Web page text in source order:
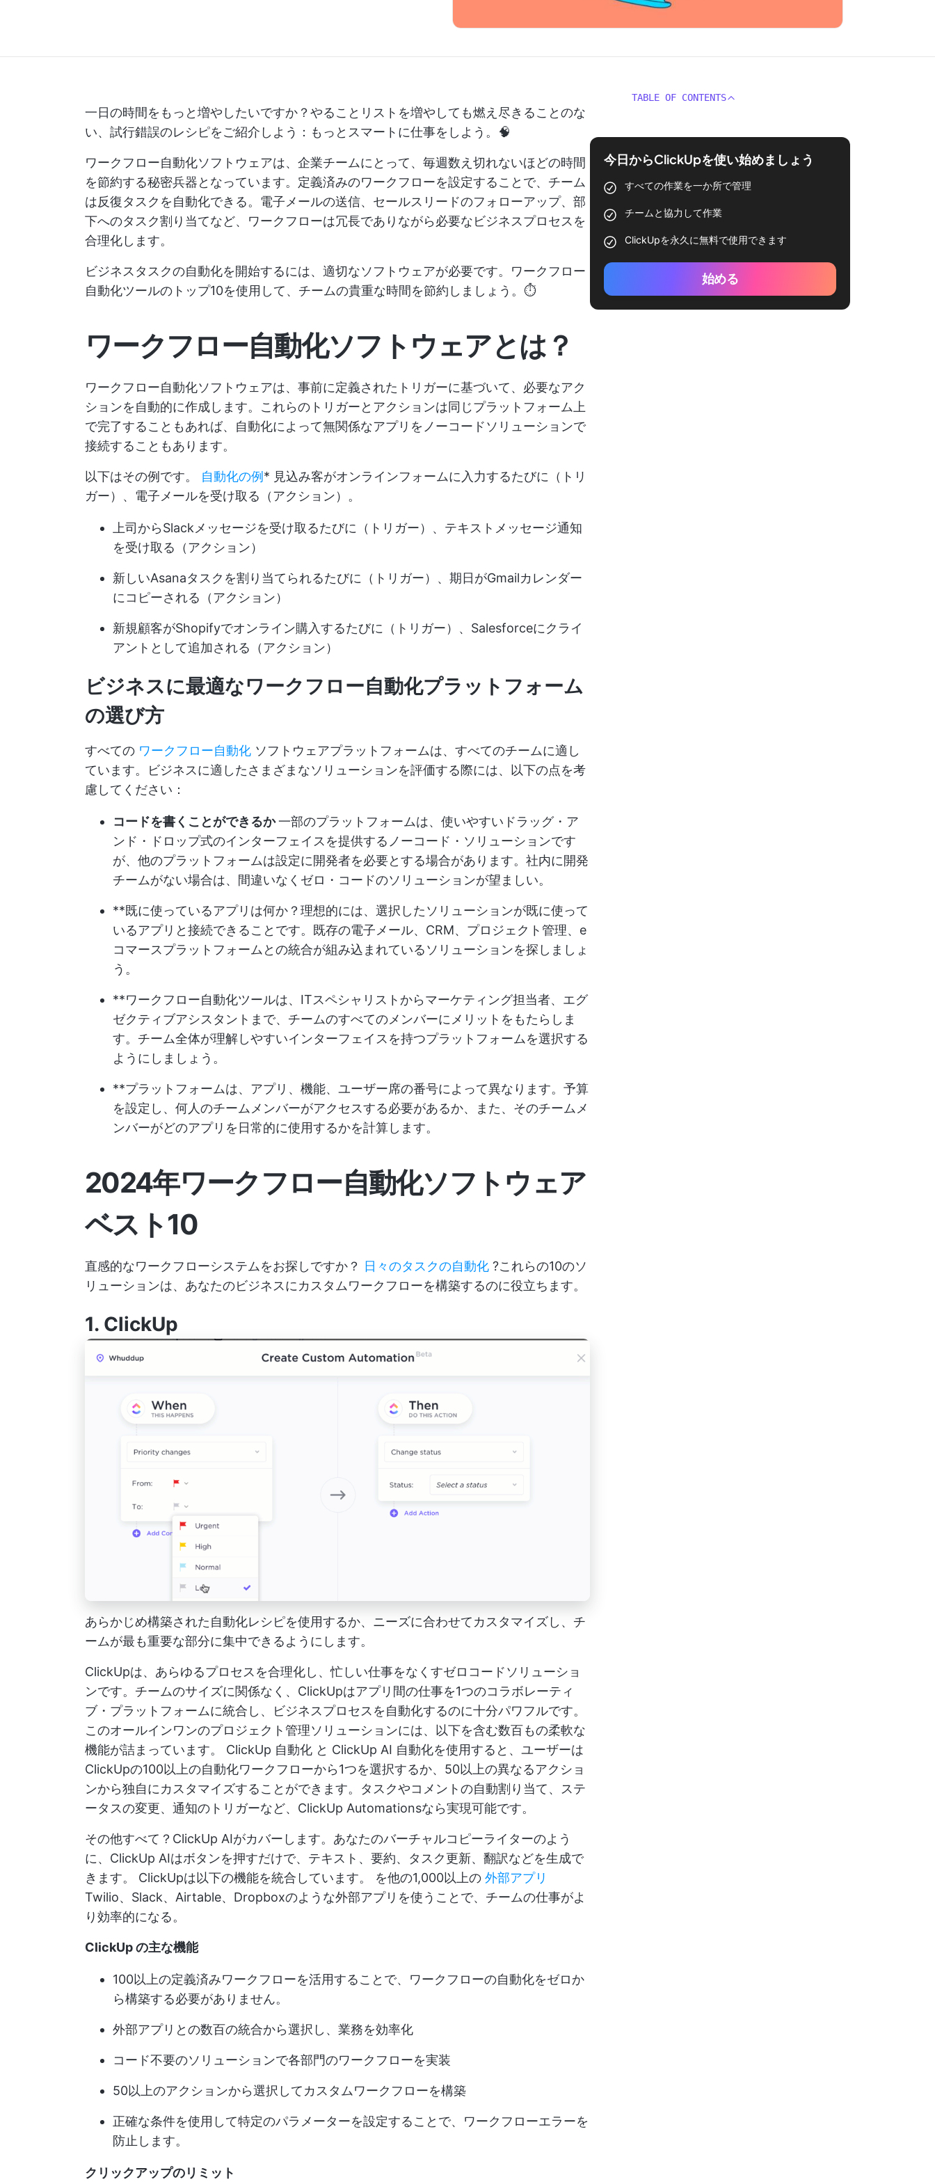
一日の時間をもっと増やしたいですか？やることリストを増やしても燃え尽きることのな
い、試行錯誤のレシピをご紹介しよう：もっとスマートに仕事をしよう。🧠
ワークフロー自動化ソフトウェアは、企業チームにとって、毎週数え切れないほどの時間
を節約する秘密兵器となっています。定義済みのワークフローを設定することで、チーム
は反復タスクを自動化できる。電子メールの送信、セールスリードのフォローアップ、部
下へのタスク割り当てなど、ワークフローは冗長でありながら必要なビジネスプロセスを
合理化します。
ビジネスタスクの自動化を開始するには、適切なソフトウェアが必要です。ワークフロー
自動化ツールのトップ10を使用して、チームの貴重な時間を節約しましょう。⏱️
ワークフロー自動化ソフトウェアとは？
ワークフロー自動化ソフトウェアは、事前に定義されたトリガーに基づいて、必要なアク
ションを自動的に作成します。これらのトリガーとアクションは同じプラットフォーム上
で完了することもあれば、自動化によって無関係なアプリをノーコードソリューションで
接続することもあります。
以下はその例です。 自動化の例 * 見込み客がオンラインフォームに入力するたびに（トリ
ガー）、電子メールを受け取る（アクション）。
上司からSlackメッセージを受け取るたびに（トリガー）、テキストメッセージ通知
を受け取る（アクション）
新しいAsanaタスクを割り当てられるたびに（トリガー）、期日がGmailカレンダー
にコピーされる（アクション）
新規顧客がShopifyでオンライン購入するたびに（トリガー）、Salesforceにクライ
アントとして追加される（アクション）
ビジネスに最適なワークフロー自動化プラットフォーム
の選び方
すべての ワークフロー自動化 ソフトウェアプラットフォームは、すべてのチームに適し
ています。ビジネスに適したさまざまなソリューションを評価する際には、以下の点を考
慮してください：
コードを書くことができるか一部のプラットフォームは、使いやすいドラッグ・ア
ンド・ドロップ式のインターフェイスを提供するノーコード・ソリューションです
が、他のプラットフォームは設定に開発者を必要とする場合があります。社内に開発
チームがない場合は、間違いなくゼロ・コードのソリューションが望ましい。
**既に使っているアプリは何か？理想的には、選択したソリューションが既に使って
いるアプリと接続できることです。既存の電子メール、CRM、プロジェクト管理、e
コマースプラットフォームとの統合が組み込まれているソリューションを探しましょ
う。
**ワークフロー自動化ツールは、ITスペシャリストからマーケティング担当者、エグ
ゼクティブアシスタントまで、チームのすべてのメンバーにメリットをもたらしま
す。チーム全体が理解しやすいインターフェイスを持つプラットフォームを選択する
ようにしましょう。
**プラットフォームは、アプリ、機能、ユーザー席の番号によって異なります。予算
を設定し、何人のチームメンバーがアクセスする必要があるか、また、そのチームメ
ンバーがどのアプリを日常的に使用するかを計算します。
2024年ワークフロー自動化ソフトウェア
ベスト10
直感的なワークフローシステムをお探しですか？ 日々のタスクの自動化 ?これらの10のソ
リューションは、あなたのビジネスにカスタムワークフローを構築するのに役立ちます。
1. ClickUp
あらかじめ構築された自動化レシピを使用するか、ニーズに合わせてカスタマイズし、チ
ームが最も重要な部分に集中できるようにします。
ClickUpは、あらゆるプロセスを合理化し、忙しい仕事をなくすゼロコードソリューショ
ンです。チームのサイズに関係なく、ClickUpはアプリ間の仕事を1つのコラボレーティ
ブ・プラットフォームに統合し、ビジネスプロセスを自動化するのに十分パワフルです。
このオールインワンのプロジェクト管理ソリューションには、以下を含む数百もの柔軟な
機能が詰まっています。 ClickUp 自動化 と ClickUp AI 自動化を使用すると、ユーザーは
ClickUpの100以上の自動化ワークフローから1つを選択するか、50以上の異なるアクショ
ンから独自にカスタマイズすることができます。タスクやコメントの自動割り当て、ステ
ータスの変更、通知のトリガーなど、ClickUp Automationsなら実現可能です。
その他すべて？ClickUp AIがカバーします。あなたのバーチャルコピーライターのよう
に、ClickUp AIはボタンを押すだけで、テキスト、要約、タスク更新、翻訳などを生成で
きます。 ClickUpは以下の機能を統合しています。 を他の1,000以上の 外部アプリ
Twilio、Slack、Airtable、Dropboxのような外部アプリを使うことで、チームの仕事がよ
り効率的になる。
ClickUp の主な機能
100以上の定義済みワークフローを活用することで、ワークフローの自動化をゼロか
ら構築する必要がありません。
外部アプリとの数百の統合から選択し、業務を効率化
コード不要のソリューションで各部門のワークフローを実装
50以上のアクションから選択してカスタムワークフローを構築
正確な条件を使用して特定のパラメーターを設定することで、ワークフローエラーを
防止します。
クリックアップのリミット
TABLE OF CONTENTS
今日からClickUpを使い始めましょう
すべての作業を一か所で管理
チームと協力して作業
ClickUpを永久に無料で使用できます
始める